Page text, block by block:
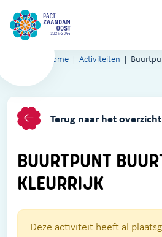
Home Activiteiten
Terug naar het overzicht
BUURTPUNT
KLEURRIJK
Deze activiteit heeft al